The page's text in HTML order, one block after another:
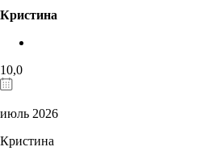
Кристина
10,0
июль 2026
Кристина